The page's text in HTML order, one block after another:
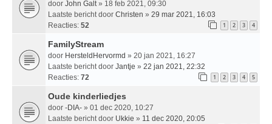
door John Galt » 18 feb 2021, 09:30
Laatste bericht door Christen » 29 mar 2021, 16:03
Reacties: 52 1 2 3 4
FamilyStream
door HersteldHervormd » 20 jan 2021, 16:27
Laatste bericht door Jantje » 22 jan 2021, 22:32
Reacties: 72 1 2 3 4 5
Oude kinderliedjes
door -DIA- » 01 dec 2020, 10:27
Laatste bericht door Ukkie » 11 dec 2020, 20:05